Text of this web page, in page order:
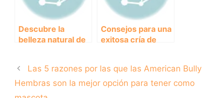
Descubre la
belleza natural de
aguas cristalinas y
paisajes
espectaculares
Consejos para una
exitosa cría de
necesitas saber
Las 5 razones por las que las American Bully
Hembras son la mejor opción para tener como